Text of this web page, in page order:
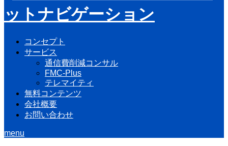
コンセプト
サービス
通信費削減コンサル
FMC-Plus
テレマイティ
無料コンテンツ
会社概要
お問い合わせ
menu